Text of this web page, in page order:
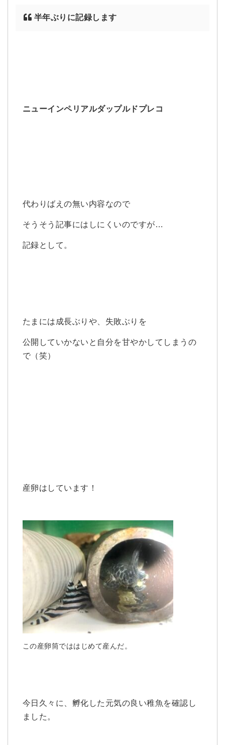
半年ぶりに記録します
ニューインペリアルダップルドプレコ
代わりばえの無い内容なので
そうそう記事にはしにくいのですが…
記録として。
たまには成長ぶりや、失敗ぶりを
公開していかないと自分を甘やかしてしまうの
で（笑）
産卵はしています！
この産卵筒でははじめて産んだ。
今日久々に、孵化した元気の良い稚魚を確認し
ました。